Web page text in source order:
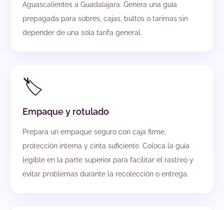
Aguascalientes a Guadalajara. Genera una guía
prepagada para sobres, cajas, bultos o tarimas sin
depender de una sola tarifa general.
🏷️
Empaque y rotulado
Prepara un empaque seguro con caja firme,
protección interna y cinta suficiente. Coloca la guía
legible en la parte superior para facilitar el rastreo y
evitar problemas durante la recolección o entrega.